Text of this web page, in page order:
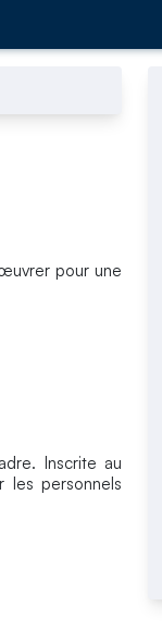
pour une
Inscrite au
les personnels